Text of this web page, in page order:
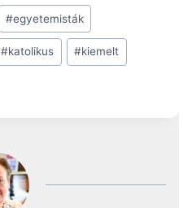
#egyetemisták
#katolikus #kiemelt